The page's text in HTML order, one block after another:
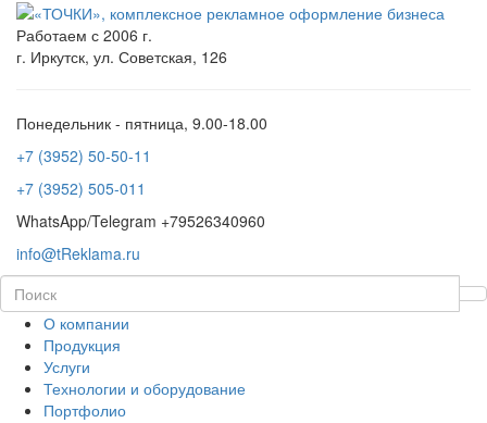
Работаем с 2006 г.
г. Иркутск, ул. Советская, 126
Понедельник - пятница, 9.00-18.00
+7 (3952) 50-50-11
+7 (3952) 505-011
WhatsApp/Telegram +79526340960
info@tReklama.ru
О компании
Продукция
Услуги
Технологии и оборудование
Портфолио